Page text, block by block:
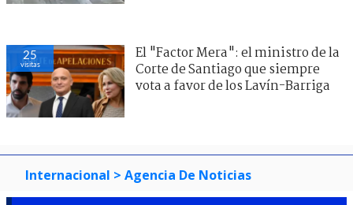
25
visitas
El "Factor Mera": el ministro de la
Corte de Santiago que siempre
vota a favor de los Lavín-Barriga
Internacional > Agencia De Noticias